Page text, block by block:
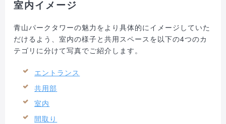
室内イメージ
青山パークタワーの魅力をより具体的にイメージしていた
だけるよう、室内の様子と共用スペースを以下の4つのカ
テゴリに分けて写真でご紹介します。
エントランス
共用部
室内
間取り